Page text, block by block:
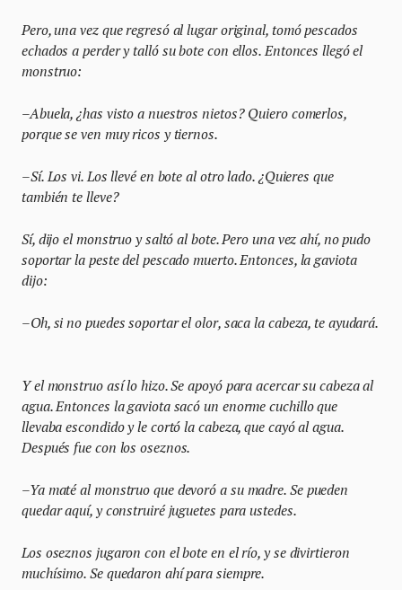
Pero, una vez que regresó al lugar original, tomó pescados
echados a perder y talló su bote con ellos. Entonces llegó el
monstruo:
–Abuela, ¿has visto a nuestros nietos? Quiero comerlos,
porque se ven muy ricos y tiernos.
–Sí. Los vi. Los llevé en bote al otro lado. ¿Quieres que
también te lleve?
Sí, dijo el monstruo y saltó al bote. Pero una vez ahí, no pudo
soportar la peste del pescado muerto. Entonces, la gaviota
dijo:
–Oh, si no puedes soportar el olor, saca la cabeza, te ayudará.
Y el monstruo así lo hizo. Se apoyó para acercar su cabeza al
agua. Entonces la gaviota sacó un enorme cuchillo que
llevaba escondido y le cortó la cabeza, que cayó al agua.
Después fue con los oseznos.
–Ya maté al monstruo que devoró a su madre. Se pueden
quedar aquí, y construiré juguetes para ustedes.
Los oseznos jugaron con el bote en el río, y se divirtieron
muchísimo. Se quedaron ahí para siempre.